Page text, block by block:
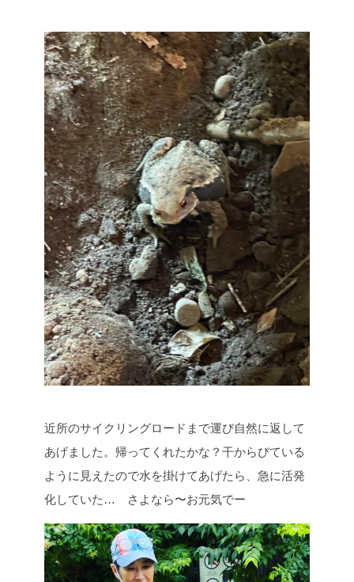
近所のサイクリングロードまで運び自然に返して
あげました。帰ってくれたかな？干からびている
ように見えたので水を掛けてあげたら、急に活発
化していた… さよなら〜お元気でー